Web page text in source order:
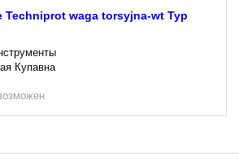
waga torsyjna-wt Typ
Купавна